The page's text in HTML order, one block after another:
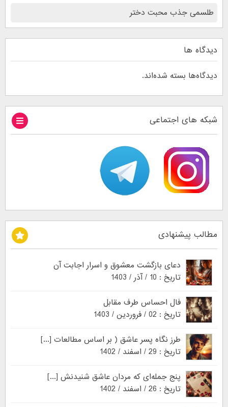
طلسمی جذب محبت دختر
دیدگاه ها
دیدگاه‌ها بسته شده‌اند.
شبکه های اجتماعی
مطالب پیشنهادی
دعای بازگشت معشوق و اسرار اجابت آن
تاریخ : 10 / آذر / 1403
فال احساس طرف مقابل
تاریخ : 02 / فروردین / 1403
طرز نگاه پسر عاشق ( بر اساس مطالعات [...]
تاریخ : 29 / اسفند / 1402
پنج جمله‌ای که مردان عاشق شنیدنش [...]
تاریخ : 26 / اسفند / 1402